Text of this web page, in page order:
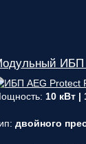
ИБП
10 кВт |
двойного